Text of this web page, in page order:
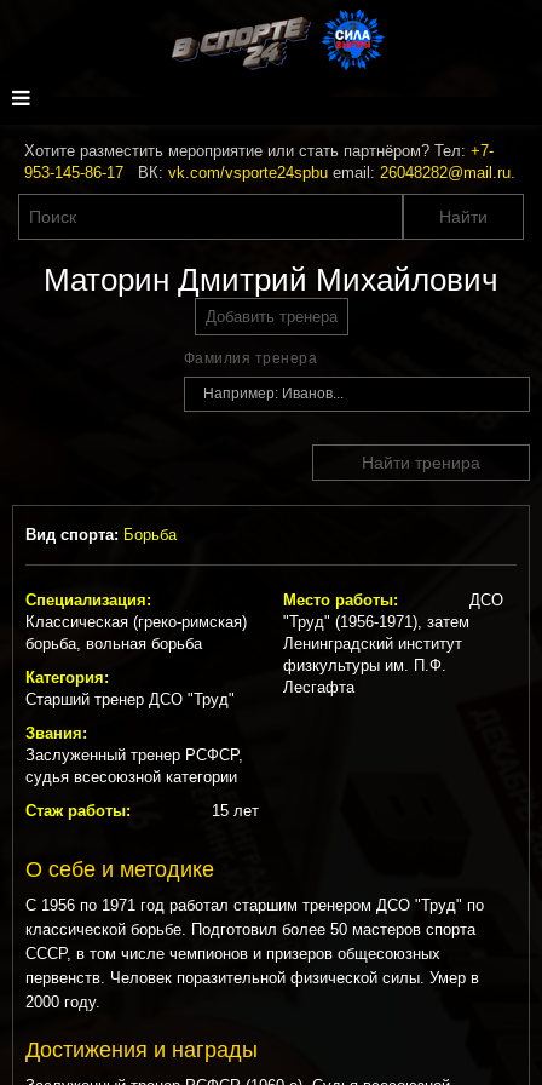
Хотите разместить мероприятие или стать партнёром? Тел: +7-
953-145-86-17 ВК: vk.com/vsporte24spbu email: 26048282@mail.ru.
Маторин Дмитрий Михайлович
Добавить тренера
Фамилия тренера
Найти тренира
Вид спорта: Борьба
Специализация:
Классическая (греко-римская)
борьба, вольная борьба
Категория:
Старший тренер ДСО "Труд"
Звания:
Заслуженный тренер РСФСР,
судья всесоюзной категории
Стаж работы:
15 лет
Место работы:
ДСО
"Труд" (1956-1971), затем
Ленинградский институт
физкультуры им. П.Ф.
Лесгафта
О себе и методике
С 1956 по 1971 год работал старшим тренером ДСО "Труд" по
классической борьбе. Подготовил более 50 мастеров спорта
СССР, в том числе чемпионов и призеров общесоюзных
первенств. Человек поразительной физической силы. Умер в
2000 году.
Достижения и награды